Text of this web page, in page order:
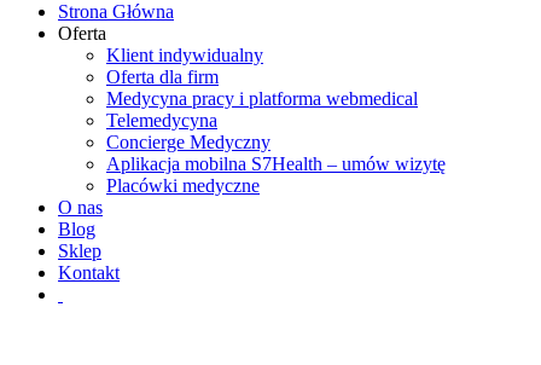
Strona Główna
Oferta
Klient indywidualny
Oferta dla firm
Medycyna pracy i platforma webmedical
Telemedycyna
Concierge Medyczny
Aplikacja mobilna S7Health – umów wizytę
Placówki medyczne
O nas
Blog
Sklep
Kontakt